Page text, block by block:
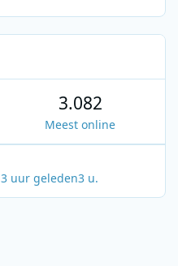
3.082
Meest online
3 uur geleden3 u.